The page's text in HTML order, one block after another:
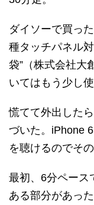
ダイソーで買っ
種タッチパネル
袋”（株式会社大
いてはもう少し
慌てて外出した
づいた。iPhone
を聴けるのでそ
最初、6分ペース
ある部分があっ